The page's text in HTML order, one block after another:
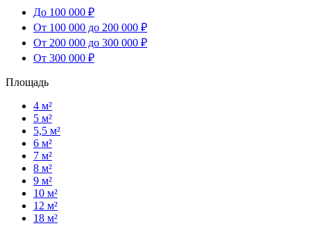
До 100 000 ₽
От 100 000 до 200 000 ₽
От 200 000 до 300 000 ₽
От 300 000 ₽
Площадь
4 м²
5 м²
5,5 м²
6 м²
7 м²
8 м²
9 м²
10 м²
12 м²
18 м²